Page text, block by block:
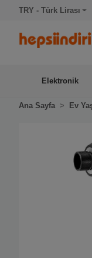
TRY - Türk Lirası
Elektronik
Ana Sayfa Ev